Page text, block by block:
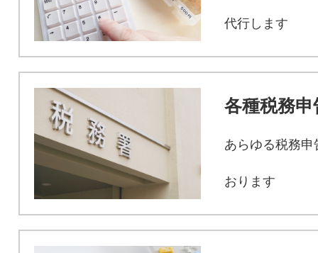
代行します
各種税務申
あらゆる税務申
おります